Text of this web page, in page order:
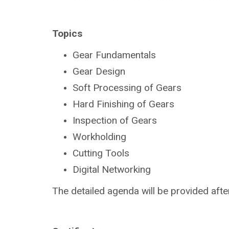
Topics
Gear Fundamentals
Gear Design
Soft Processing of Gears
Hard Finishing of Gears
Inspection of Gears
Workholding
Cutting Tools
Digital Networking
The detailed agenda will be provided